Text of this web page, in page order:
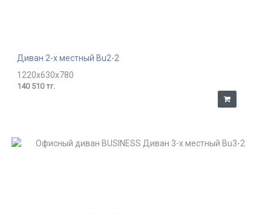
Диван 2-х местный Bu2-2
1220x630x780
140 510 тг.